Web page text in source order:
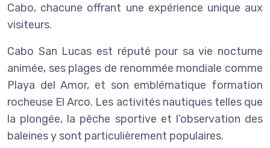
Cabo, chacune offrant une expérience unique aux
visiteurs.
Cabo San Lucas est réputé pour sa vie nocturne
animée, ses plages de renommée mondiale comme
Playa del Amor, et son emblématique formation
rocheuse El Arco. Les activités nautiques telles que
la plongée, la pêche sportive et l’observation des
baleines y sont particulièrement populaires.